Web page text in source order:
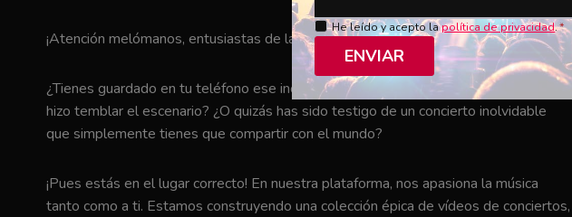
¡Atención melómanos, entusiastas de la música y amantes de los conciertos en vivo!
¿Tienes guardado en tu teléfono ese increíble momento en el que tu artista favorito
hizo temblar el escenario? ¿O quizás has sido testigo de un concierto inolvidable
que simplemente tienes que compartir con el mundo?
¡Pues estás en el lugar correcto! En nuestra plataforma, nos apasiona la música
tanto como a ti. Estamos construyendo una colección épica de vídeos de conciertos,
He leído y acepto lapolítica de privacidad.*
ENVIAR